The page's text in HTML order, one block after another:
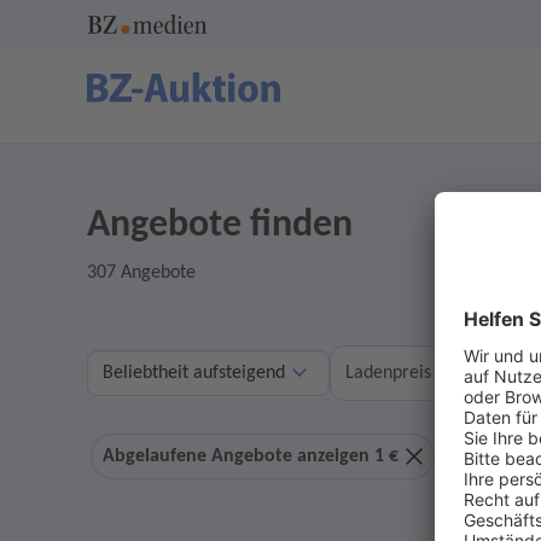
Angebote finden
307 Angebote
Ladenpreis
Abgelaufene Angebote anzeigen 1 € Ohne